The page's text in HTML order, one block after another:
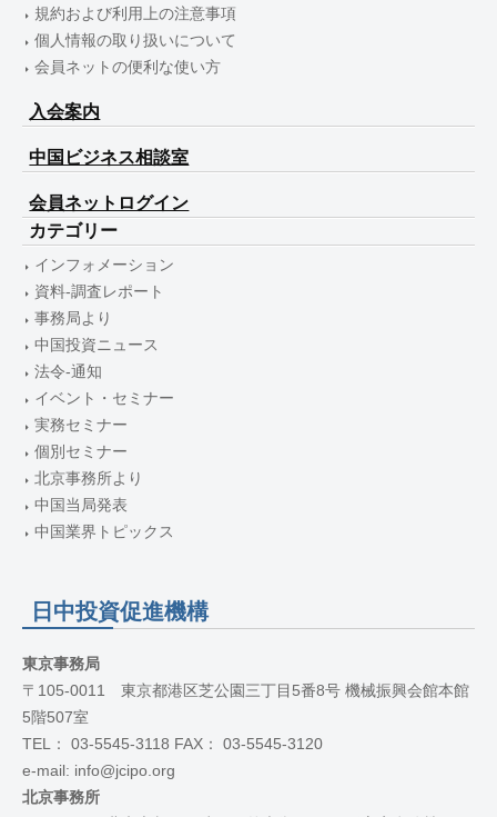
規約および利用上の注意事項
個人情報の取り扱いについて
会員ネットの便利な使い方
入会案内
中国ビジネス相談室
会員ネットログイン
カテゴリー
インフォメーション
資料-調査レポート
事務局より
中国投資ニュース
法令-通知
イベント・セミナー
実務セミナー
個別セミナー
北京事務所より
中国当局発表
中国業界トピックス
日中投資促進機構
東京事務局
〒105-0011 東京都港区芝公園三丁目5番8号 機械振興会館本館
5階507室
TEL： 03-5545-3118 FAX： 03-5545-3120
e-mail: info@jcipo.org
北京事務所